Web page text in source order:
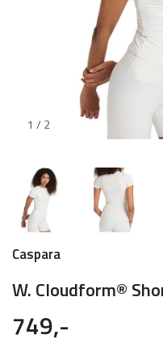
1 / 2
Caspara
W. Cloudform®
749,-